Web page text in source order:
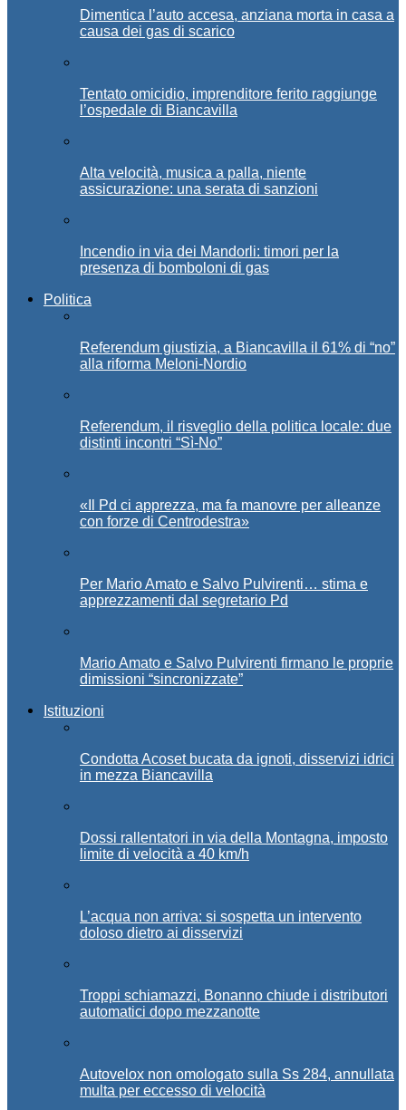
Dimentica l’auto accesa, anziana morta in casa a
causa dei gas di scarico
Tentato omicidio, imprenditore ferito raggiunge
l’ospedale di Biancavilla
Alta velocità, musica a palla, niente
assicurazione: una serata di sanzioni
Incendio in via dei Mandorli: timori per la
presenza di bomboloni di gas
Politica
Referendum giustizia, a Biancavilla il 61% di “no”
alla riforma Meloni-Nordio
Referendum, il risveglio della politica locale: due
distinti incontri “Sì-No”
«Il Pd ci apprezza, ma fa manovre per alleanze
con forze di Centrodestra»
Per Mario Amato e Salvo Pulvirenti… stima e
apprezzamenti dal segretario Pd
Mario Amato e Salvo Pulvirenti firmano le proprie
dimissioni “sincronizzate”
Istituzioni
Condotta Acoset bucata da ignoti, disservizi idrici
in mezza Biancavilla
Dossi rallentatori in via della Montagna, imposto
limite di velocità a 40 km/h
L’acqua non arriva: si sospetta un intervento
doloso dietro ai disservizi
Troppi schiamazzi, Bonanno chiude i distributori
automatici dopo mezzanotte
Autovelox non omologato sulla Ss 284, annullata
multa per eccesso di velocità